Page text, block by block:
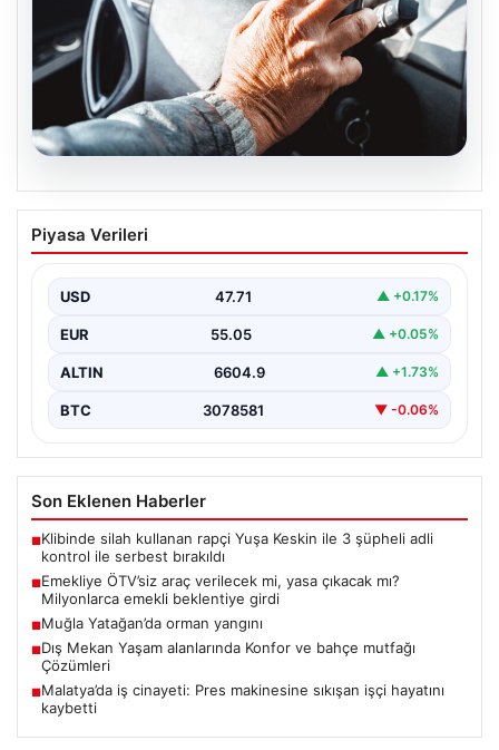
Emekliye ÖTV’siz araç verilecek mi,
yasa çıkacak mı? Milyonlarca emekli
Piyasa Verileri
USD 47.71 ▲ +0.17%
EUR 55.05 ▲ +0.05%
ALTIN 6604.9 ▲ +1.73%
BTC 3078581 ▼ -0.06%
Son Eklenen Haberler
■Klibinde silah kullanan rapçi Yuşa Keskin ile 3 şüpheli adli
kontrol ile serbest bırakıldı
■Emekliye ÖTV’siz araç verilecek mi, yasa çıkacak mı?
Milyonlarca emekli beklentiye girdi
■Muğla Yatağan’da orman yangını
■Dış Mekan Yaşam alanlarında Konfor ve bahçe mutfağı
Çözümleri
■Malatya’da iş cinayeti: Pres makinesine sıkışan işçi hayatını
kaybetti